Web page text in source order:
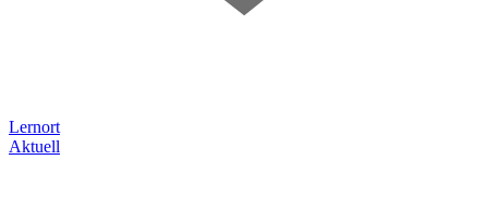
Lernort
Aktuell